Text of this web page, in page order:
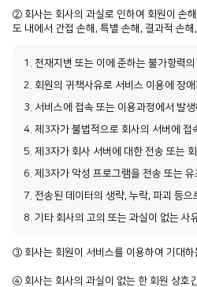
② 회사는 회사의 과실로 인하여 회원이 손
도 내에서 간접 손해, 특별 손해, 결과적 손
1. 천재지변 또는 이에 준하는 불가항력
2. 회원의 귀책사유로 서비스 이용에 장
3. 서비스에 접속 또는 이용과정에서 발
4. 제3자가 불법적으로 회사의 서버에 접
5. 제3자가 회사 서버에 대한 전송 또는
6. 제3자가 악성 프로그램을 전송 또는
7. 전송된 데이터의 생략, 누락, 파괴 등
8. 기타 회사의 고의 또는 과실이 없는 사
③ 회사는 회원이 서비스를 이용하여 기대하
④ 회사는 회사의 과실이 없는 한 회원 상호